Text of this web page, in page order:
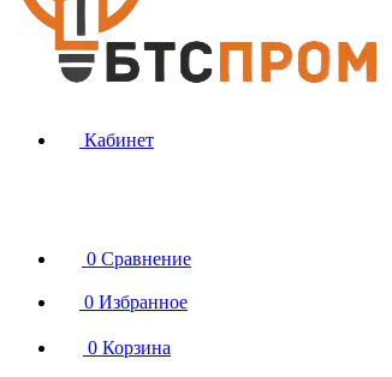
Кабинет
0 Сравнение
0 Избранное
0 Корзина